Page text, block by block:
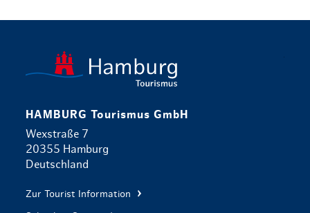
HAMBURG Tourismus GmbH
Wexstraße 7
20355 Hamburg
Deutschland
Zur Tourist Information